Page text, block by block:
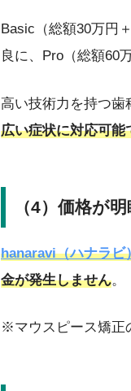
Basic（総額30万円
良に、Pro（総額60
高い技術力を持つ歯
広い症状に対応可能
（4）価格が
hanaravi（ハナラビ
金が発生しません。
※マウスピース矯正